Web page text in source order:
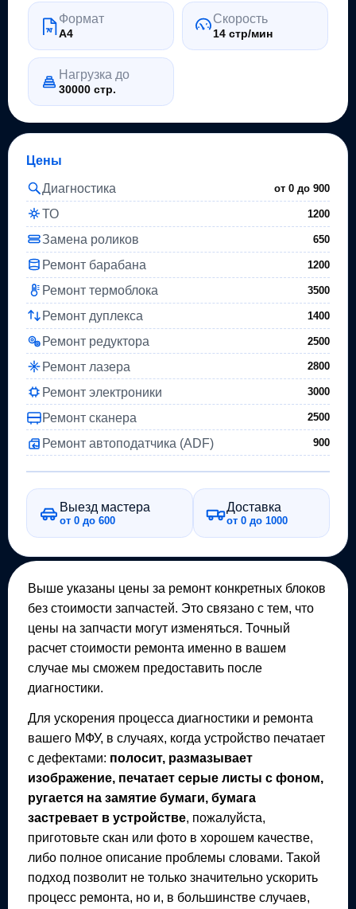
Формат
A4
Скорость
14 стр/мин
Нагрузка до
30000 стр.
Цены
Диагностика
от 0 до900
ТО 1200
Замена роликов 650
Ремонт барабана 1200
Ремонт термоблока 3500
Ремонт дуплекса 1400
Ремонт редуктора 2500
Ремонт лазера 2800
Ремонт электроники 3000
Ремонт сканера 2500
Ремонт автоподатчика (ADF) 900
Выезд мастера
от 0 до 600
Доставка
от 0 до 1000
Выше указаны цены за ремонт конкретных блоков
без стоимости запчастей. Это связано с тем, что
цены на запчасти могут изменяться. Точный
расчет стоимости ремонта именно в вашем
случае мы сможем предоставить после
диагностики.
Для ускорения процесса диагностики и ремонта
вашего МФУ, в случаях, когда устройство печатает
с дефектами: полосит, размазывает
изображение, печатает серые листы с фоном,
ругается на замятие бумаги, бумага
застревает в устройстве, пожалуйста,
приготовьте скан или фото в хорошем качестве,
либо полное описание проблемы словами. Такой
подход позволит не только значительно ускорить
процесс ремонта, но и, в большинстве случаев,